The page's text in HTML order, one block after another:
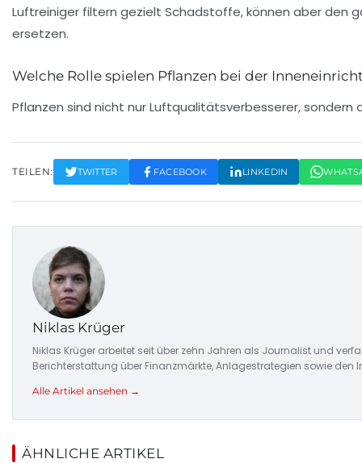
Luftreiniger filtern gezielt Schadstoffe, können aber den
ersetzen.
Welche Rolle spielen Pflanzen bei der
Pflanzen sind nicht nur Luftqualitätsverbesserer,
TEILEN: TWITTER FACEBOOK LINKEDIN
Niklas Krüger
Niklas Krüger arbeitet seit über zehn Jahren als Journalist und
Berichterstattung über Finanzmärkte, Anlagestrategien sowie
Alle Artikel ansehen →
ÄHNLICHE ARTIKEL